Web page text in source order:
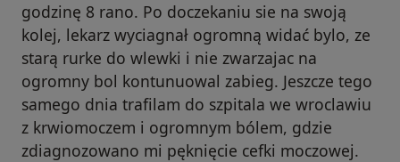
godzinę 8 rano. Po doczekaniu sie na swoją
kolej, lekarz wyciagnał ogromną widać bylo, ze
starą rurke do wlewki i nie zwarzajac na
ogromny bol kontunuowal zabieg. Jeszcze tego
samego dnia trafilam do szpitala we wroclawiu
z krwiomoczem i ogromnym bólem, gdzie
zdiagnozowano mi pęknięcie cefki moczowej.